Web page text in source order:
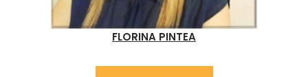
FLORINA PINTEA